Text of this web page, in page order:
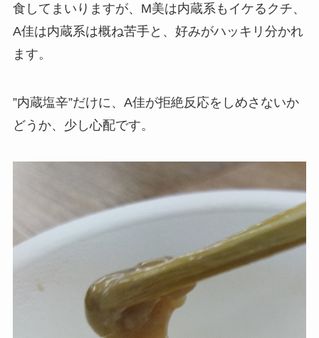
食してまいりますが、M美は内蔵系もイケるクチ、
A佳は内蔵系は概ね苦手と、好みがハッキリ分かれ
ます。
”内蔵塩辛”だけに、A佳が拒絶反応をしめさないか
どうか、少し心配です。